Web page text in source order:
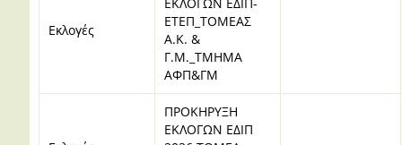
Εκλογές
ΕΤΕΠ_ΤΟΜΕΑΣ
Α.Κ. &
Γ.Μ._ΤΜΗΜΑ
ΑΦΠ&ΓΜ
ΠΡΟΚΗΡΥΞΗ
ΕΚΛΟΓΩΝ ΕΔΙΠ